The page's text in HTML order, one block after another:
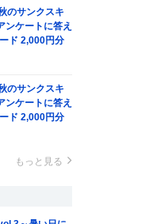
のサンクスキ
ンケートに答え
ド 2,000円分
のサンクスキ
ンケートに答え
ド 2,000円分
もっと見る